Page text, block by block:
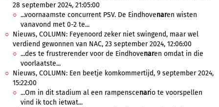
28 september 2024, 21:05:00
...voornaamste concurrent PSV. De Eindhovenaren wisten
vanavond met 0-2 te...
Nieuws, COLUMN: Feyenoord zeker niet swingend, maar wel
verdiend gewonnen van NAC, 23 september 2024, 12:06:00
...des te frustrerender voor de Eindhovenaren omdat in die
voorlaatste...
Nieuws, COLUMN: Een beetje komkommertijd, 9 september 2024,
15:22:00
...Om in dit stadium al een rampenscenario te voorspellen
vind ik toch ietwat...